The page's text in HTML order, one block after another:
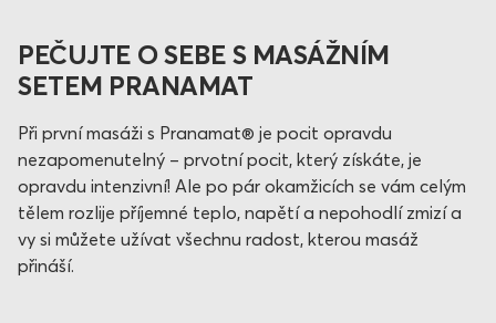
PEČUJTE O SEBE S MASÁŽNÍM
SETEM PRANAMAT
Při první masáži s Pranamat® je pocit opravdu
nezapomenutelný – prvotní pocit, který získáte, je
opravdu intenzivní! Ale po pár okamžicích se vám celým
tělem rozlije příjemné teplo, napětí a nepohodlí zmizí a
vy si můžete užívat všechnu radost, kterou masáž
přináší.